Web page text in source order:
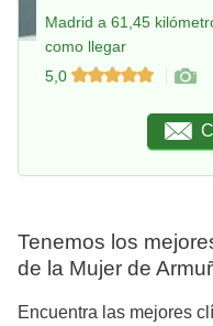
Madrid a 61,45
como llegar
5,0
Tenemos los
de la Mujer de
Encuentra las mejores